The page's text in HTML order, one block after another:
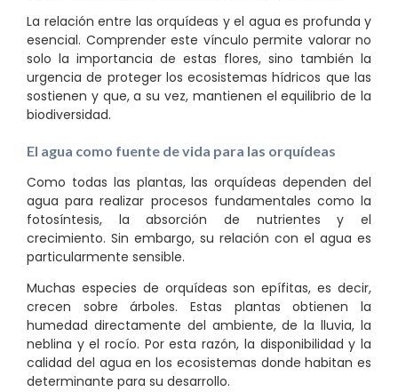
La relación entre las orquídeas y el agua es profunda y
esencial. Comprender este vínculo permite valorar no
solo la importancia de estas flores, sino también la
urgencia de proteger los ecosistemas hídricos que las
sostienen y que, a su vez, mantienen el equilibrio de la
biodiversidad.
El agua como fuente de vida para las orquídeas
Como todas las plantas, las orquídeas dependen del
agua para realizar procesos fundamentales como la
fotosíntesis, la absorción de nutrientes y el
crecimiento. Sin embargo, su relación con el agua es
particularmente sensible.
Muchas especies de orquídeas son epífitas, es decir,
crecen sobre árboles. Estas plantas obtienen la
humedad directamente del ambiente, de la lluvia, la
neblina y el rocío. Por esta razón, la disponibilidad y la
calidad del agua en los ecosistemas donde habitan es
determinante para su desarrollo.